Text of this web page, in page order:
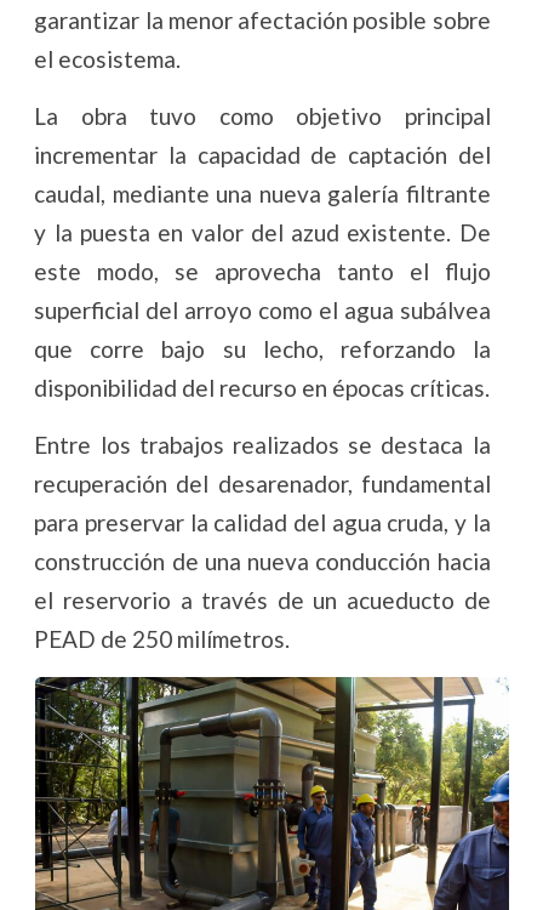
garantizar la menor afectación posible sobre
el ecosistema.
La obra tuvo como objetivo principal
incrementar la capacidad de captación del
caudal, mediante una nueva galería filtrante
y la puesta en valor del azud existente. De
este modo, se aprovecha tanto el flujo
superficial del arroyo como el agua subálvea
que corre bajo su lecho, reforzando la
disponibilidad del recurso en épocas críticas.
Entre los trabajos realizados se destaca la
recuperación del desarenador, fundamental
para preservar la calidad del agua cruda, y la
construcción de una nueva conducción hacia
el reservorio a través de un acueducto de
PEAD de 250 milímetros.